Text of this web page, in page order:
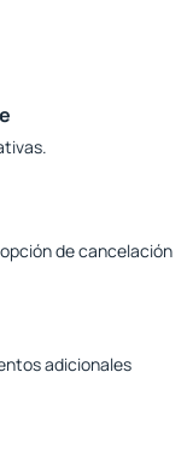
de cancelación
adicionales